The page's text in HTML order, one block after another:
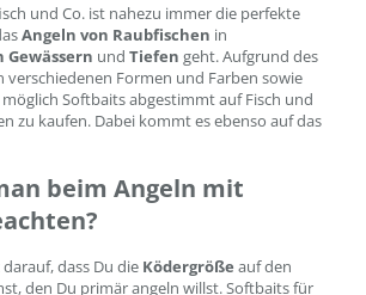
und Co. ist nahezu immer die perfekte
Angeln von Raubfischen in
und Tiefen geht. Aufgrund des
verschiedenen Formen und Farben sowie
Softbaits abgestimmt auf Fisch und
zu kaufen. Dabei kommt es ebenso auf das
beim Angeln mit
dass Du die Ködergröße auf den
den Du primär angeln willst. Softbaits für